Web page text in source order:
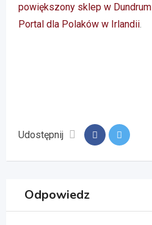
powiększony sklep w Dundrum
Portal dla Polaków w Irlandii
Udostępnij
Odpowiedz